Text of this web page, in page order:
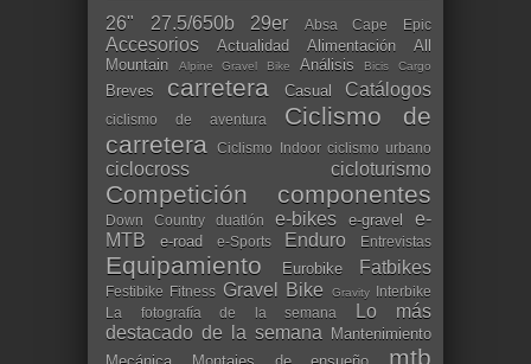
26" 27.5/650b 29er Absa Cape Epic
Accesorios Actualidad Alimentación
All
Mountain
Alpine Gravel Bike Análisis Bicis Cargo
Breves carretera Casual Catálogos
ciclismo de aventura
Ciclismo de
carretera
Ciclismo Indoor ciclismo urbano
ciclocross cicloturismo
Competición componentes
Down Country duatlón e-bikes e-gravel
e-
MTB
e-road e-Sports Enduro Entrevistas
Equipamiento Eurobike Fatbikes
Festibike Fitness Gravel Bike Gravity
Interbike
La fotografía de la semana
Lo más
destacado de la semana
Mantenimiento
mtb